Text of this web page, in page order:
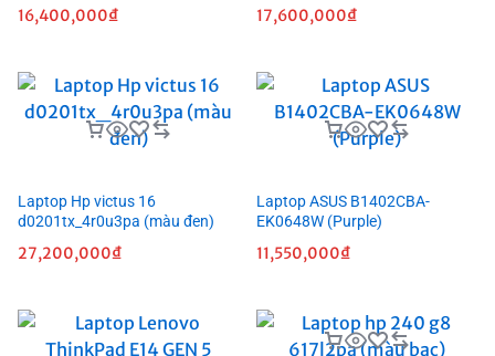
16,400,000₫ 17,600,000₫
Laptop Hp victus 16
d0201tx_4r0u3pa (màu đen)
27,200,000₫
Laptop ASUS B1402CBA-
EK0648W (Purple)
11,550,000₫